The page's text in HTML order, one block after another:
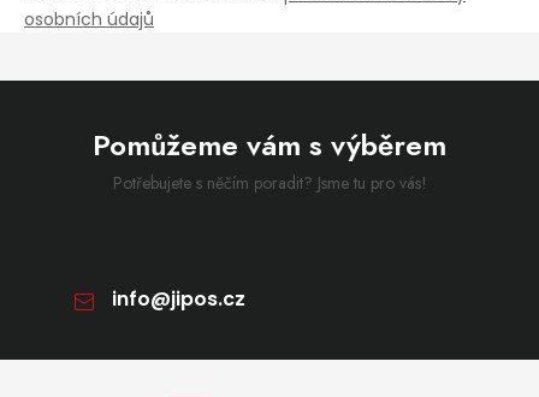
osobních údajů
Pomůžeme vám s výběrem
Potřebujete s něčím poradit? Jsme tu pro vás!
info@jipos.cz
Zápatí